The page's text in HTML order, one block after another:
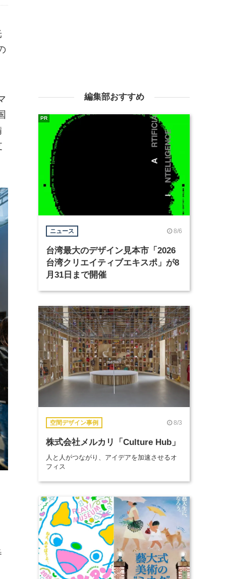
編集部おすすめ
ニュース 8/6
台湾最大のデザイン見本市「2026
台湾クリエイティブエキスポ」が8
月31日まで開催
PR
空間デザイン事例 8/3
株式会社メルカリ「Culture Hub」
人と人がつながり、アイデアを加速させるオ
フィス